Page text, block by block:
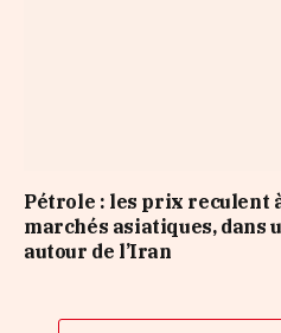
Pétrole : les prix reculent
marchés asiatiques, dans
autour de l’Iran